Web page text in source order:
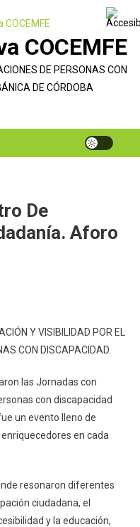
COCEMFE
DE PERSONAS CON
DE CÓRDOBA
De
Aforo
Y VISIBILIDAD POR EL
CON DISCAPACIDAD.
las Jornadas con
con discapacidad
un evento lleno de
en cada
resonaron diferentes
ciudadana, el
y la educación,